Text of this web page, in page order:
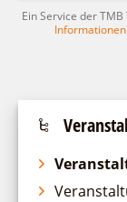
Ein Service der